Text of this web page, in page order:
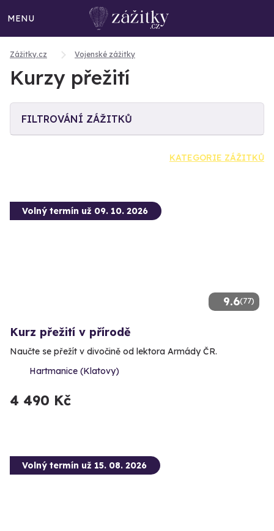
MENU
Zážitky.cz Vojenské zážitky
Kurzy přežití
FILTROVÁNÍ ZÁŽITKŮ
KATEGORIE ZÁŽITKŮ
9.6(77)
Volný termín už 09. 10. 2026
Kurz přežití v přírodě
Naučte se přežít v divočině od lektora Armády ČR.
Hartmanice (Klatovy)
4 490 Kč
Volný termín už 15. 08. 2026